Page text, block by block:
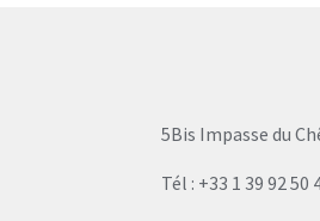
5Bis Impasse du
Tél : +33 1 39 92